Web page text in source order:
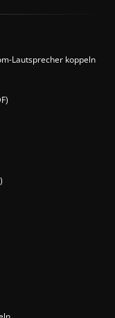
Lautsprecher koppeln